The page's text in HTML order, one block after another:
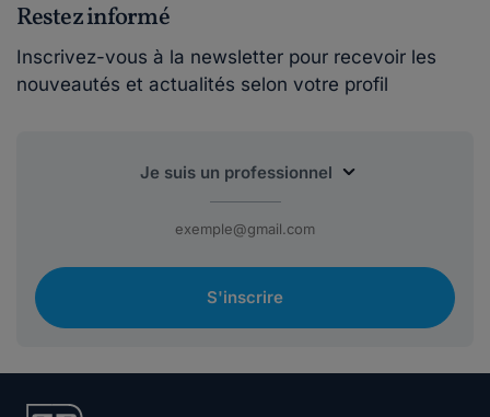
Restez informé
Inscrivez-vous à la newsletter pour recevoir les
nouveautés et actualités selon votre profil
S'inscrire